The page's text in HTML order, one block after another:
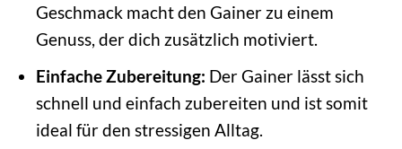
Geschmack macht den Gainer zu einem
Genuss, der dich zusätzlich motiviert.
Einfache Zubereitung: Der Gainer lässt sich
schnell und einfach zubereiten und ist somit
ideal für den stressigen Alltag.